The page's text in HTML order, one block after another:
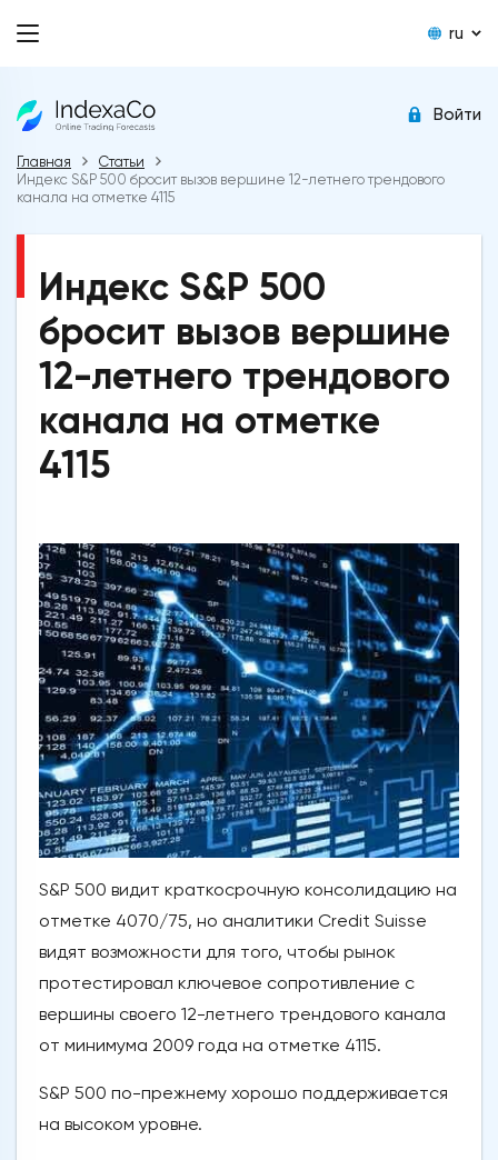
ru
Войти
Главная
Статьи
Индекс S&P 500 бросит вызов вершине 12-летнего трендового
канала на отметке 4115
Индекс S&P 500
бросит вызов вершине
12-летнего трендового
канала на отметке
4115
S&P 500 видит краткосрочную консолидацию на
отметке 4070/75, но аналитики Credit Suisse
видят возможности для того, чтобы рынок
протестировал ключевое сопротивление с
вершины своего 12-летнего трендового канала
от минимума 2009 года на отметке 4115.
S&P 500 по-прежнему хорошо поддерживается
на высоком уровне.